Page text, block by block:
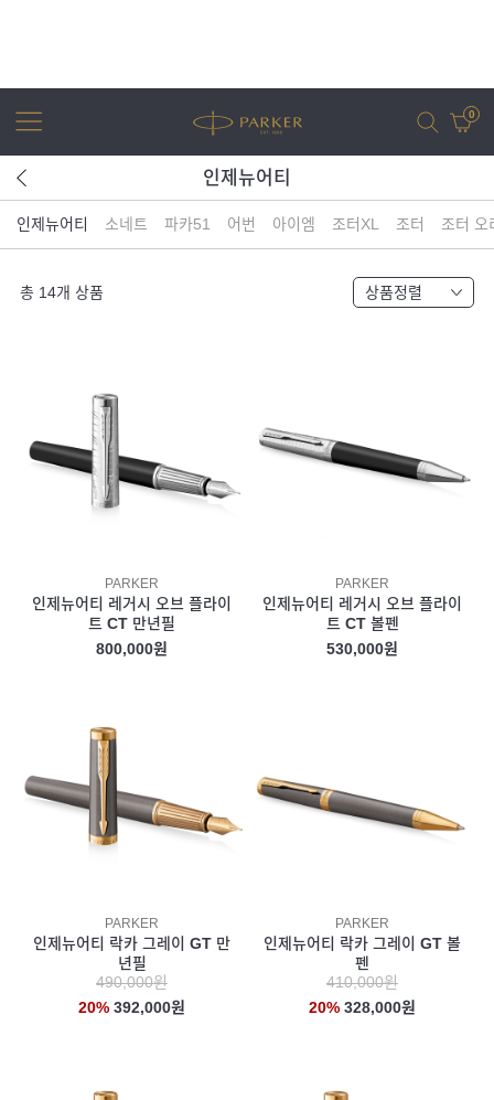
0
어번 아이엠 조터 XL 조터
인제뉴어티
인제뉴어티 소네트 파카51 어번 아이엠 조터XL 조터 조터 오
총 14개 상품 상품정렬
PARKER
인제뉴어티 레거시 오브 플라이
트 CT 만년필
800,000원
PARKER
인제뉴어티 레거시 오브 플라이
트 CT 볼펜
530,000원
PARKER
인제뉴어티 락카 그레이 GT 만
년필
490,000원
20% 392,000원
PARKER
인제뉴어티 락카 그레이 GT 볼
펜
410,000원
20% 328,000원